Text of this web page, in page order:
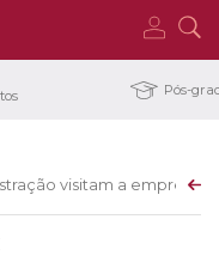
Pós-
visitam a empresa